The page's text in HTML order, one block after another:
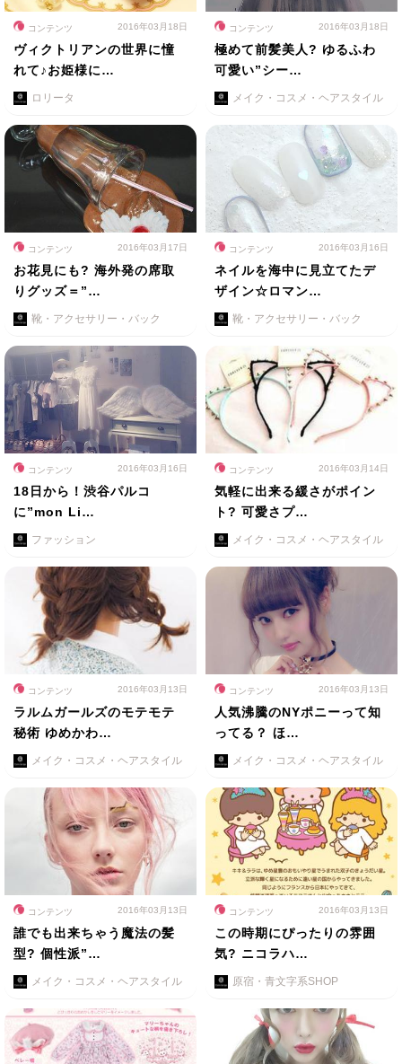
コンテンツ 2016年03月18日
ヴィクトリアンの世界に憧
れて♪お姫様に…
ロリータ
コンテンツ 2016年03月18日
極めて前髪美人? ゆるふわ
可愛い”シー…
メイク・コスメ・ヘアスタイル
コンテンツ 2016年03月17日
お花見にも? 海外発の席取
りグッズ＝”…
靴・アクセサリー・バック
コンテンツ 2016年03月16日
ネイルを海中に見立てたデ
ザイン☆ロマン…
靴・アクセサリー・バック
コンテンツ 2016年03月16日
18日から！渋谷パルコ
に”mon Li…
ファッション
コンテンツ 2016年03月14日
気軽に出来る緩さがポイン
ト? 可愛さプ…
メイク・コスメ・ヘアスタイル
コンテンツ 2016年03月13日
ラルムガールズのモテモテ
秘術 ゆめかわ…
メイク・コスメ・ヘアスタイル
コンテンツ 2016年03月13日
人気沸騰のNYポニーって知
ってる？ ほ…
メイク・コスメ・ヘアスタイル
コンテンツ 2016年03月13日
誰でも出来ちゃう魔法の髪
型? 個性派”…
メイク・コスメ・ヘアスタイル
コンテンツ 2016年03月13日
この時期にぴったりの雰囲
気? ニコラハ…
原宿・青文字系SHOP